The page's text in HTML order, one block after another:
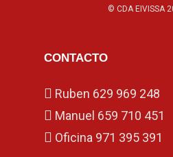
© CDA EIVISSA
CONTACTO
Ruben 629 969 248
Manuel 659 710 451
Oficina 971 395 391